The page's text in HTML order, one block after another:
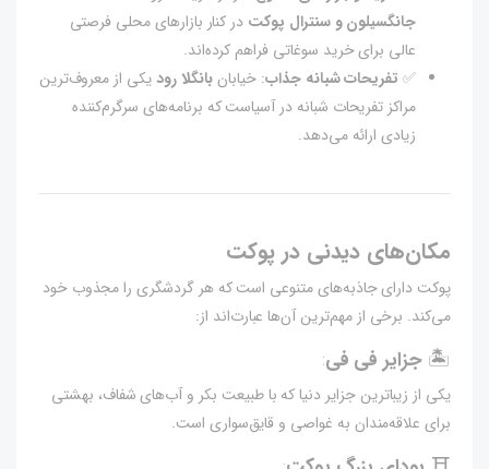
جانگسیلون و سنترال پوکت در کنار بازارهای محلی فرصتی
عالی برای خرید سوغاتی فراهم کرده‌اند.
✅ تفریحات شبانه جذاب: خیابانبانگلا رودیکی از معروف‌ترین
مراکز تفریحات شبانه در آسیاست که برنامه‌های سرگرم‌کننده
زیادی ارائه می‌دهد.
مکان‌های دیدنی در پوکت
پوکت دارای جاذبه‌های متنوعی است که هر گردشگری را مجذوب خود
می‌کند. برخی از مهم‌ترین آن‌ها عبارت‌اند از:
🏝جزایر فی فی:
یکی از زیباترین جزایر دنیا که با طبیعت بکر و آب‌های شفاف، بهشتی
برای علاقه‌مندان به غواصی و قایق‌سواری است.